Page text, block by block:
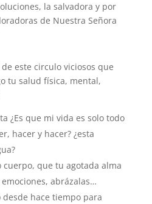
la salvadora y por
de Nuestra Señora
este circulo viciosos que
tu salud física, mental,
¿Es que mi vida es solo todo
hacer y hacer? ¿esta
que tu agotada alma
abrázalas…
hace tiempo para